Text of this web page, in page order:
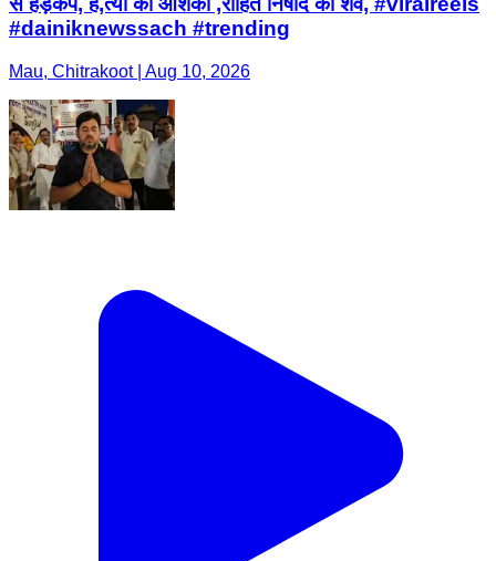
#dainiknewssach #trending
Mau, Chitrakoot | Aug 10, 2026